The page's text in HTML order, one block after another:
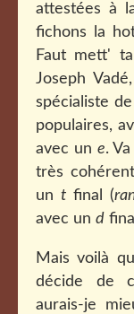
attestées à
fichons la
Faut mett'
Joseph
spécialiste
populaires,
avec un e.
très
unt final (
avec un d
Mais voilà
décide de
aurais-je